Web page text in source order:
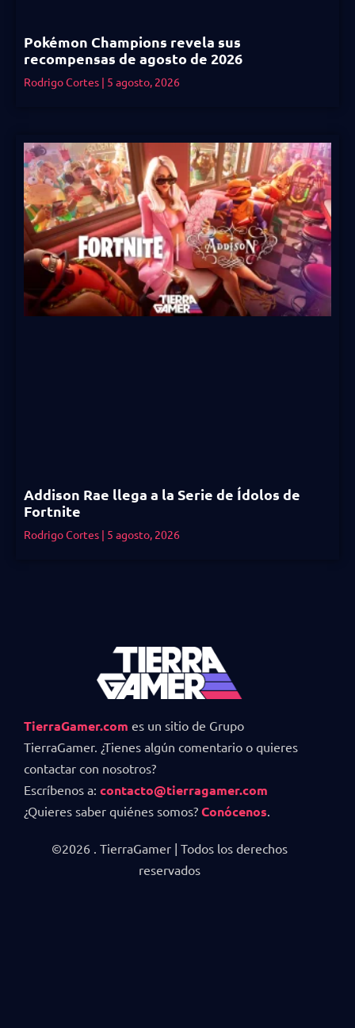
Pokémon Champions revela sus
recompensas de agosto de 2026
Rodrigo Cortes 5 agosto, 2026
Addison Rae llega a la Serie de Ídolos de
Fortnite
Rodrigo Cortes 5 agosto, 2026
TierraGamer.com es un sitio de Grupo
TierraGamer. ¿Tienes algún comentario o quieres
contactar con nosotros?
Escríbenos a: contacto@tierragamer.com
¿Quieres saber quiénes somos? Conócenos.
©2026 . TierraGamer | Todos los derechos
reservados